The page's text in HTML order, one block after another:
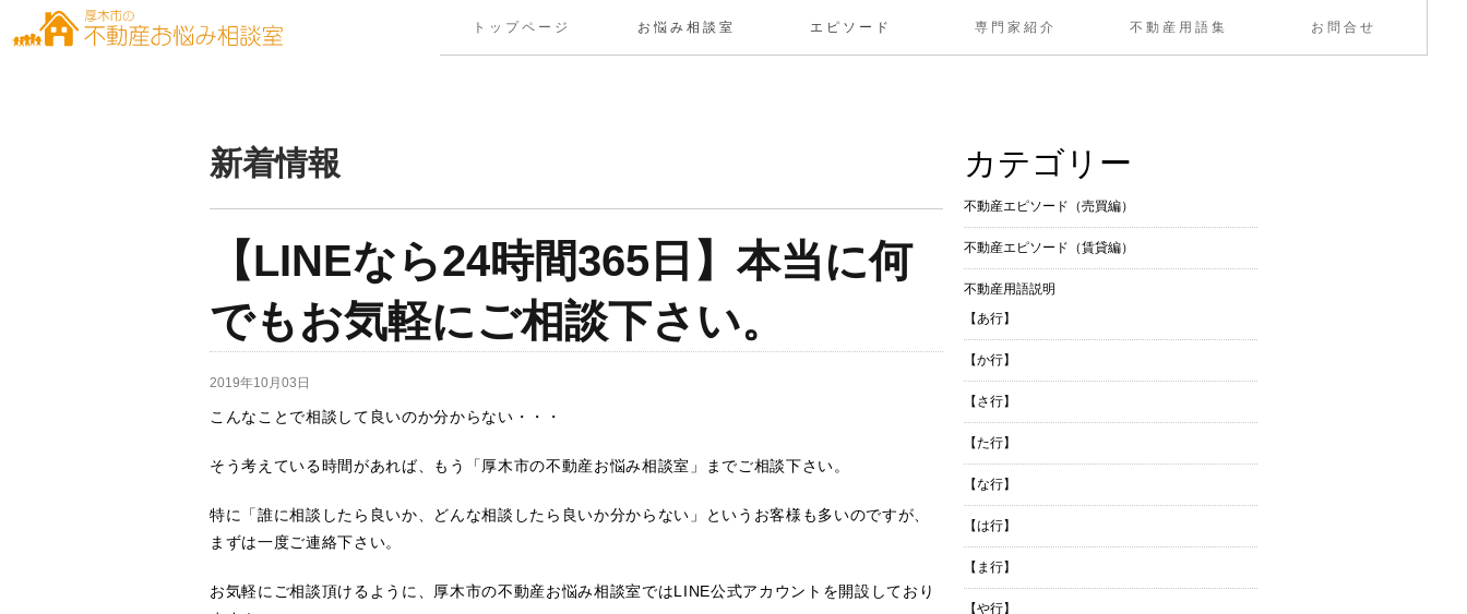
トップページ お悩み相談室 エピソード 専門家紹介 不動産用語集 お問合せ
新着情報
【LINEなら24時間365日】本当に何
でもお気軽にご相談下さい。
2019年10月03日
こんなことで相談して良いのか分からない・・・
そう考えている時間があれば、もう「厚木市の不動産お悩み相談室」までご相談下さい。
特に「誰に相談したら良いか、どんな相談したら良いか分からない」というお客様も多いのですが、
まずは一度ご連絡下さい。
お気軽にご相談頂けるように、厚木市の不動産お悩み相談室ではLINE公式アカウントを開設しており
カテゴリー
不動産エピソード（売買編）
不動産エピソード（賃貸編）
不動産用語説明
【あ行】
【か行】
【さ行】
【た行】
【な行】
【は行】
【ま行】
【や行】